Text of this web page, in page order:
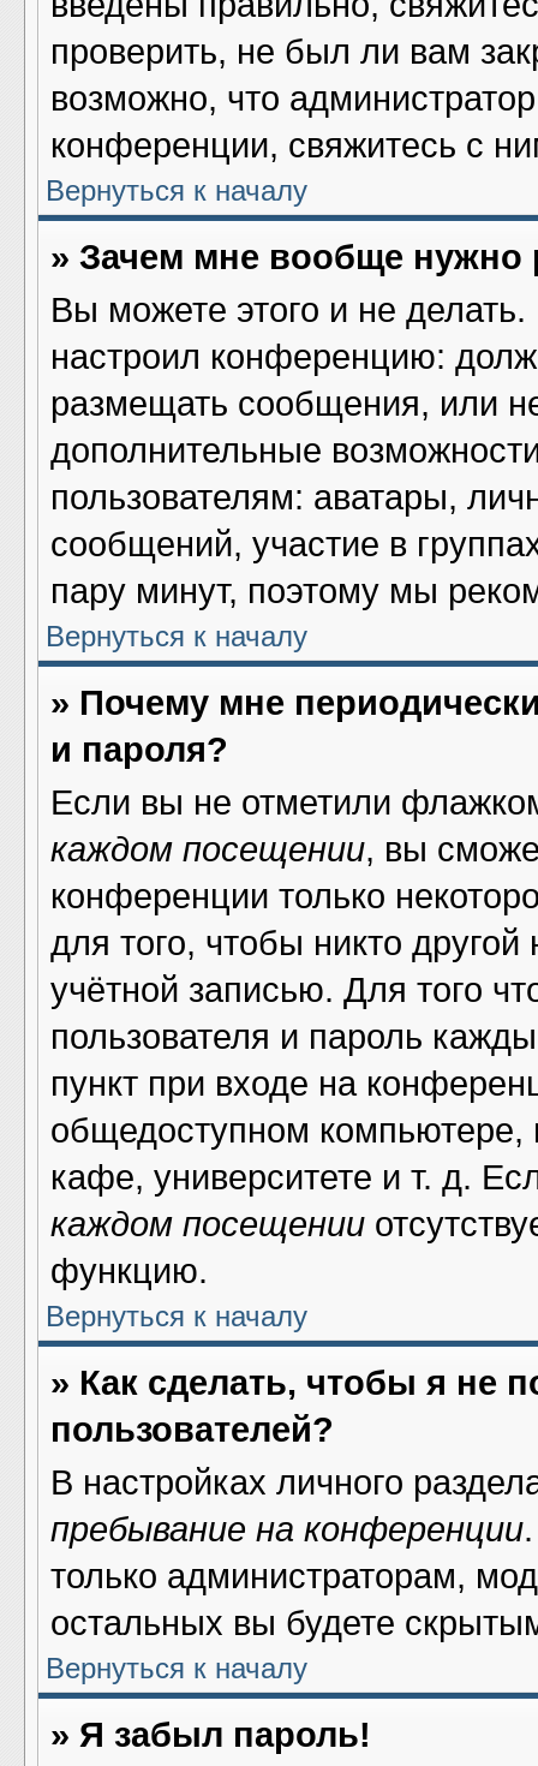
проверить, не был ли вам
возможно, что
конференции, свяжитесь с
Вернуться к началу
» Зачем мне вообще нужно
Вы можете этого и не делать.
настроил конференцию:
размещать сообщения, или
дополнительные
пользователям: аватары,
сообщений, участие в
пару минут, поэтому мы
Вернуться к началу
» Почему мне
и пароля?
Если вы не отметили
каждом посещении, вы
конференции только
для того, чтобы никто
учётной записью. Для того
пользователя и пароль
пункт при входе на
общедоступном компьютере,
кафе, университете и т. д.
каждом посещении
функцию.
Вернуться к началу
» Как сделать, чтобы я не
пользователей?
В настройках личного
пребывание на конференции
только администраторам,
остальных вы будете
Вернуться к началу
» Я забыл пароль!